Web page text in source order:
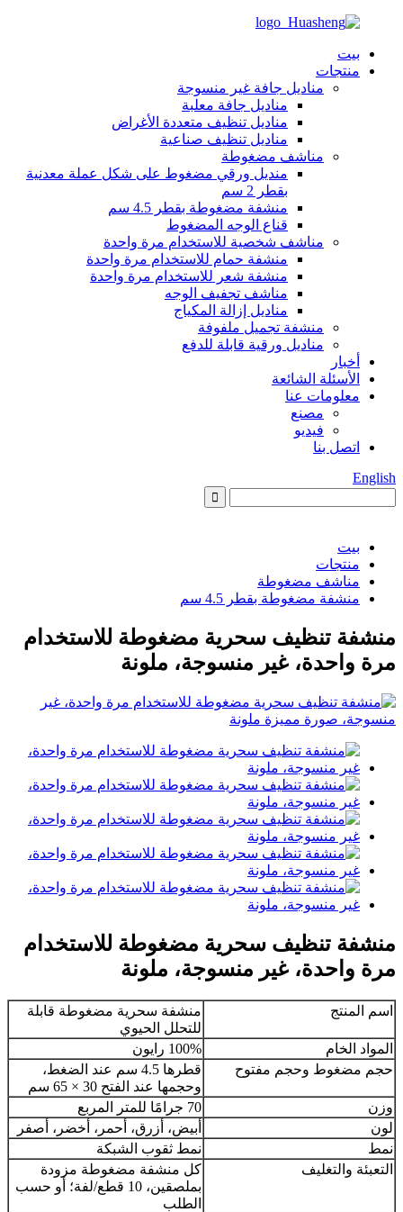
بيت
منتجات
مناديل جافة غير منسوجة
مناديل جافة معلبة
مناديل تنظيف متعددة الأغراض
مناديل تنظيف صناعية
مناشف مضغوطة
منديل ورقي مضغوط على شكل عملة معدنية
بقطر 2 سم
منشفة مضغوطة بقطر 4.5 سم
قناع الوجه المضغوط
مناشف شخصية للاستخدام مرة واحدة
منشفة حمام للاستخدام مرة واحدة
منشفة شعر للاستخدام مرة واحدة
مناشف تجفيف الوجه
مناديل إزالة المكياج
منشفة تجميل ملفوفة
مناديل ورقية قابلة للدفع
أخبار
الأسئلة الشائعة
معلومات عنا
مصنع
فيديو
اتصل بنا
English
بيت
منتجات
مناشف مضغوطة
منشفة مضغوطة بقطر 4.5 سم
منشفة تنظيف سحرية مضغوطة للاستخدام
مرة واحدة، غير منسوجة، ملونة
منشفة تنظيف سحرية مضغوطة للاستخدام
مرة واحدة، غير منسوجة، ملونة
اسم المنتج
منشفة سحرية مضغوطة قابلة
للتحلل الحيوي
المواد الخام
100% رايون
حجم مضغوط وحجم مفتوح
قطرها 4.5 سم عند الضغط،
وحجمها عند الفتح 30 × 65 سم
وزن
70 جرامًا للمتر المربع
لون
أبيض، أزرق، أحمر، أخضر، أصفر
نمط
نمط ثقوب الشبكة
التعبئة والتغليف
كل منشفة مضغوطة مزودة
بملصقين، 10 قطع/لفة؛ أو حسب
الطلب